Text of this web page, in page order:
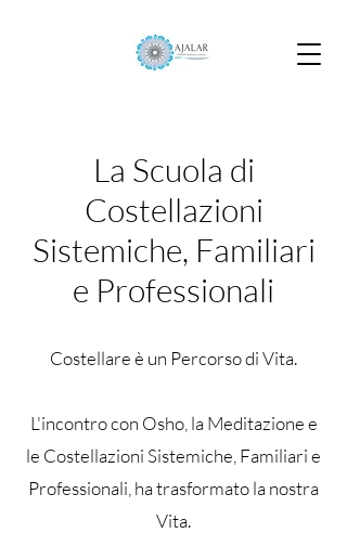
La Scuola di
Costellazioni
Sistemiche, Familiari
e Professionali
Costellare è un Percorso di Vita.
L'incontro con Osho, la Meditazione e
le Costellazioni Sistemiche, Familiari e
Professionali, ha trasformato la nostra
Vita.